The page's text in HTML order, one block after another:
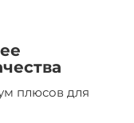
плюсов для